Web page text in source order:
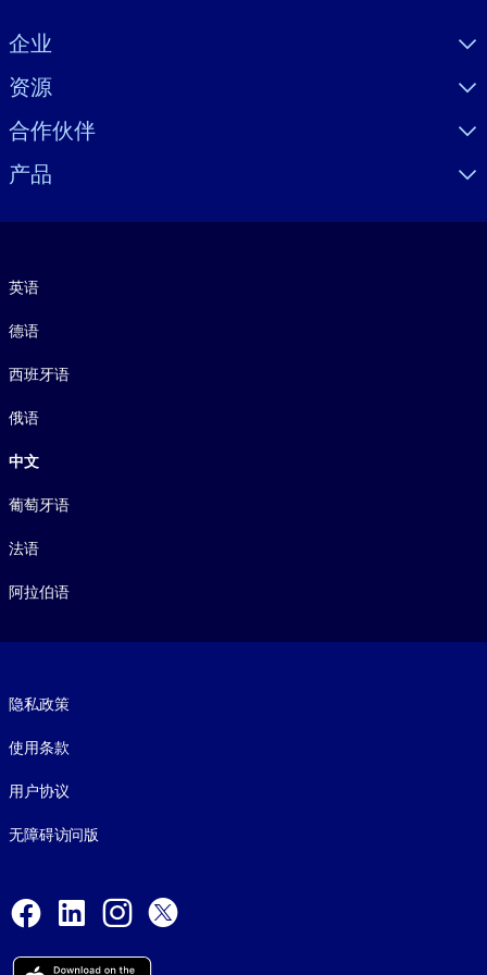
Visually hidden Text
企业
资源
合作伙伴
产品
英语
德语
西班牙语
俄语
中文
葡萄牙语
法语
阿拉伯语
隐私政策
使用条款
用户协议
无障碍访问版
Facebook
LinkedInInstagram